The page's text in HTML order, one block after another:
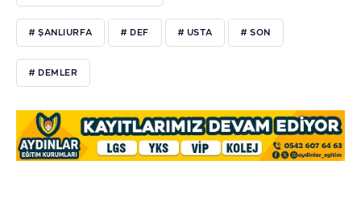
# ŞANLIURFA # DEF # USTA # SON
# DEMLER